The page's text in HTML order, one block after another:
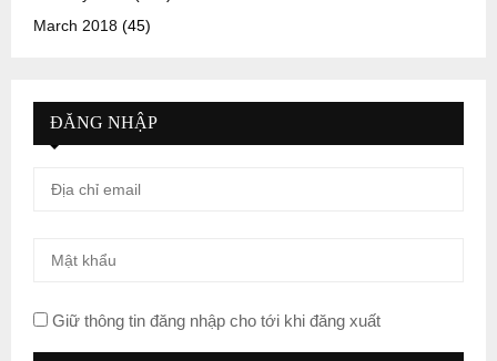
March 2018 (45)
ĐĂNG NHẬP
Giữ thông tin đăng nhập cho tới khi đăng xuất